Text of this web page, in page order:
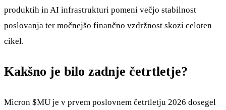
produktih in AI infrastrukturi pomeni večjo stabilnost
poslovanja ter močnejšo finančno vzdržnost skozi celoten
cikel.
Kakšno je bilo zadnje četrtletje?
Micron $MU je v prvem poslovnem četrtletju 2026 dosegel